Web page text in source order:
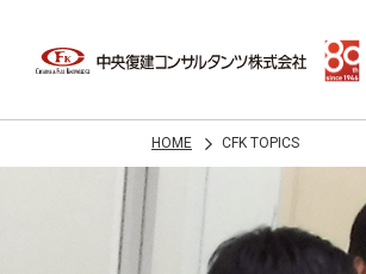
HOME CFK TOPICS